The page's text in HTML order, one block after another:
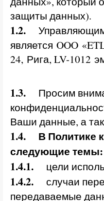
защиты данных).
1.2.
является OOO
24, Рига, LV-1012
1.3.
Просим
Ваши данные, а
1.4.
В Политике
следующие темы:
1.4.1.
цели
1.4.2.
случаи
передаваемые